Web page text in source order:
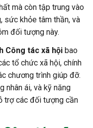
mà còn tập trung vào
sức khỏe tâm thần, và
đối tượng này.
Công tác xã hội bao
tổ chức xã hội, chính
chương trình giúp đỡ.
nhân ái, và kỹ năng
trợ các đối tượng cần